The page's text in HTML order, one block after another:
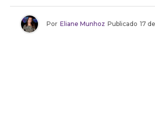
Por Eliane Munhoz Publicado 17